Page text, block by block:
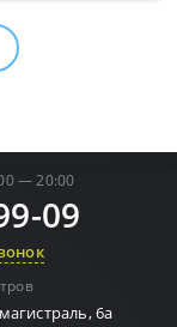
— 20:00
09
6а